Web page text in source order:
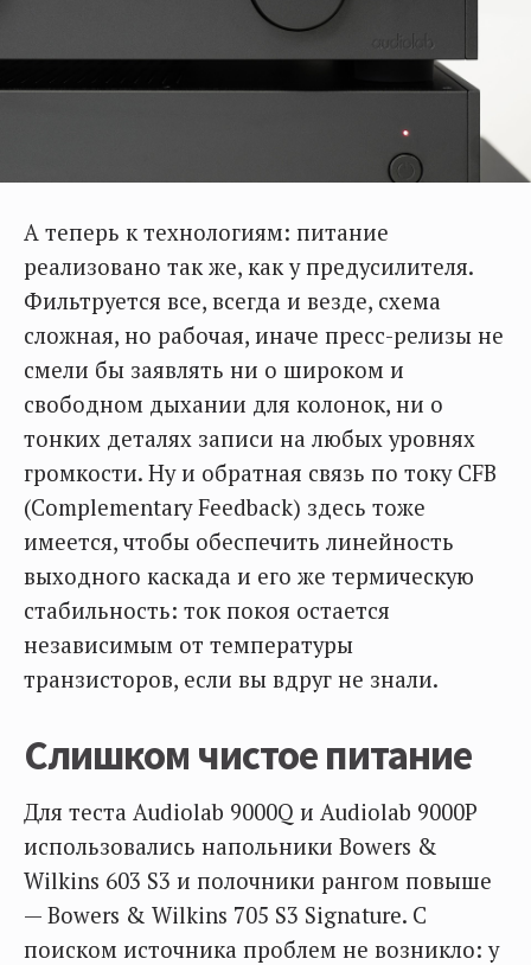
А теперь к технологиям: питание
реализовано так же, как у предусилителя.
Фильтруется все, всегда и везде, схема
сложная, но рабочая, иначе пресс-релизы не
смели бы заявлять ни о широком и
свободном дыхании для колонок, ни о
тонких деталях записи на любых уровнях
громкости. Ну и обратная связь по току CFB
(Complementary Feedback) здесь тоже
имеется, чтобы обеспечить линейность
выходного каскада и его же термическую
стабильность: ток покоя остается
независимым от температуры
транзисторов, если вы вдруг не знали.
Слишком чистое питание
Для теста Audiolab 9000Q и Audiolab 9000P
использовались напольники Bowers &
Wilkins 603 S3 и полочники рангом повыше
— Bowers & Wilkins 705 S3 Signature. С
поиском источника проблем не возникло: у